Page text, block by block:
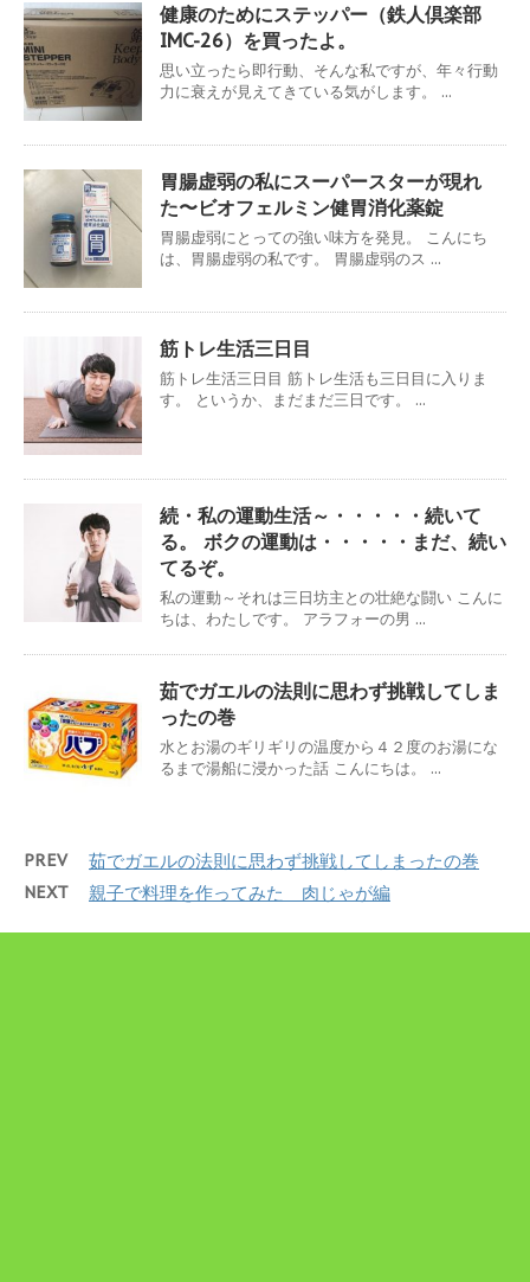
健康のためにステッパー（鉄人倶楽部
IMC-26）を買ったよ。
思い立ったら即行動、そんな私ですが、年々行動
力に衰えが見えてきている気がします。 ...
胃腸虚弱の私にスーパースターが現れ
た〜ビオフェルミン健胃消化薬錠
胃腸虚弱にとっての強い味方を発見。 こんにち
は、胃腸虚弱の私です。 胃腸虚弱のス ...
筋トレ生活三日目
筋トレ生活三日目 筋トレ生活も三日目に入りま
す。 というか、まだまだ三日です。 ...
続・私の運動生活～・・・・・続いて
る。 ボクの運動は・・・・・まだ、続い
てるぞ。
私の運動～それは三日坊主との壮絶な闘い こんに
ちは、わたしです。 アラフォーの男 ...
茹でガエルの法則に思わず挑戦してしま
ったの巻
水とお湯のギリギリの温度から４２度のお湯にな
るまで湯船に浸かった話 こんにちは。 ...
PREV 茹でガエルの法則に思わず挑戦してしまったの巻
NEXT 親子で料理を作ってみた 肉じゃが編